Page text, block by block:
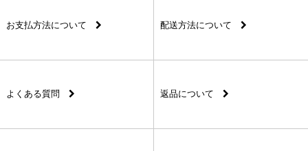
お支払方法について 配送方法について
よくある質問 返品について